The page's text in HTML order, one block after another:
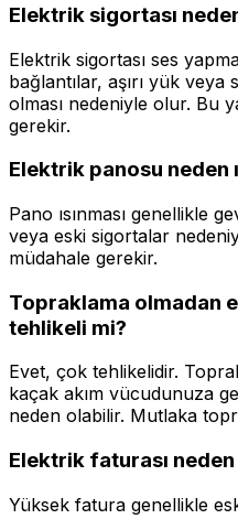
Elektrik sigortası
Elektrik sigortası ses
bağlantılar, aşırı yük veya
olması nedeniyle olur. Bu
gerekir.
Elektrik panosu neden
Pano ısınması genellikle
veya eski sigortalar
müdahale gerekir.
Topraklama olmadan
tehlikeli mi?
Evet, çok tehlikelidir.
kaçak akım vücudunuza
neden olabilir. Mutlaka
Elektrik faturası
Yüksek fatura genellikle